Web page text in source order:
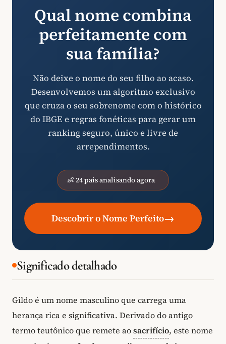
Qual nome combina
perfeitamente com
sua família?
Não deixe o nome do seu filho ao acaso.
Desenvolvemos um algoritmo exclusivo
que cruza o seu sobrenome com o histórico
do IBGE e regras fonéticas para gerar um
ranking seguro, único e livre de
arrependimentos.
👶 24 pais analisando agora
Descobrir o Nome Perfeito→
Significado detalhado
Gildo é um nome masculino que carrega uma
herança rica e significativa. Derivado do antigo
termo teutônico que remete aosacrifício, este nome